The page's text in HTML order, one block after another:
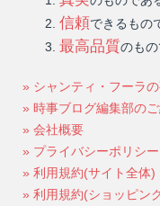
信頼できるもの
最高品質のも
» シャンティ・フーラ
» 時事ブログ編集部の
» 会社概要
» プライバシーポリシー
» 利用規約(サイト全体)
» 利用規約(ショッピン